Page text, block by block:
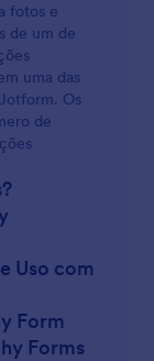
fotos e
de um de
uma das
Os
de
Uso com
Form
Forms